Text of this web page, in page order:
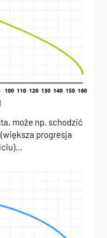
może np. schodzić
progresja